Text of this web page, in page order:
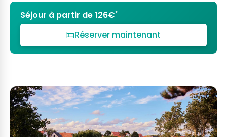
Séjour à partir de 126€*
Réserver maintenant